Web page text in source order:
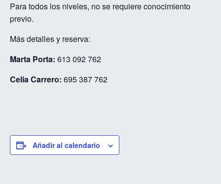
Para todos los niveles, no se requiere conocimiento
previo.
Más detalles y reserva:
Marta Porta: 613 092 762
Celia Carrero: 695 387 762
Añadir al calendario